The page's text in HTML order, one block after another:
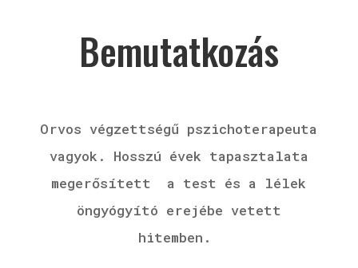
Bemutatkozás
Orvos végzettségű pszichoterapeuta
vagyok. Hosszú évek tapasztalata
megerősített a test és a lélek
öngyógyító erejébe vetett
hitemben.